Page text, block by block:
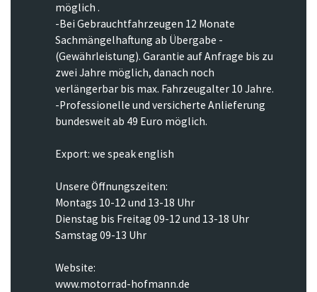
möglich .
-Bei Gebrauchtfahrzeugen 12 Monate
Sachmängelhaftung ab Übergabe -
(Gewährleistung). Garantie auf Anfrage bis zu
zwei Jahre möglich, danach noch
verlängerbar bis max. Fahrzeugalter 10 Jahre.
-Professionelle und versicherte Anlieferung
bundesweit ab 49 Euro möglich.
Export: we speak english
Unsere Öffnungszeiten:
Montags 10-12 und 13-18 Uhr
Dienstag bis Freitag 09-12 und 13-18 Uhr
Samstag 09-13 Uhr
Website:
www.motorrad-hofmann.de